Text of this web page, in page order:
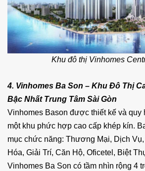
Khu đô thị Vinhomes
4. Vinhomes Ba Son – Khu Đô Thị
Bậc Nhất Trung Tâm Sài Gòn
Vinhomes Bason được thiết kế và quy
một khu phức hợp cao cấp khép kín.
mục chức năng: Thương Mại, Dịch
Hóa, Giải Trí, Căn Hộ, Oficetel, Biệt
Vinhomes Ba Son có tầm nhìn rộng 4